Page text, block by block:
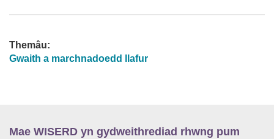
Themâu:
Gwaith a marchnadoedd llafur
Mae WISERD yn gydweithrediad rhwng pum